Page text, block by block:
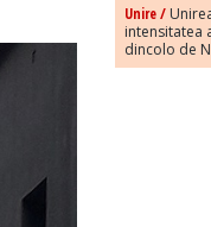
Unire /
intensitatea
dincolo de